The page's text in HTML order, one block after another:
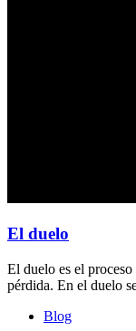
El duelo
El duelo es el
pérdida. En el duelo
Blog